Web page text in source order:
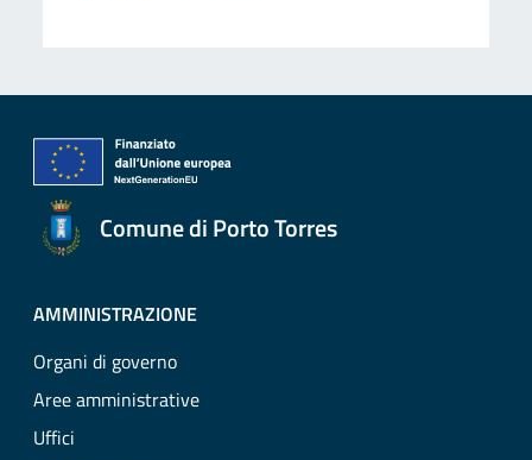
Comune di Porto Torres
AMMINISTRAZIONE
Organi di governo
Aree amministrative
Uffici